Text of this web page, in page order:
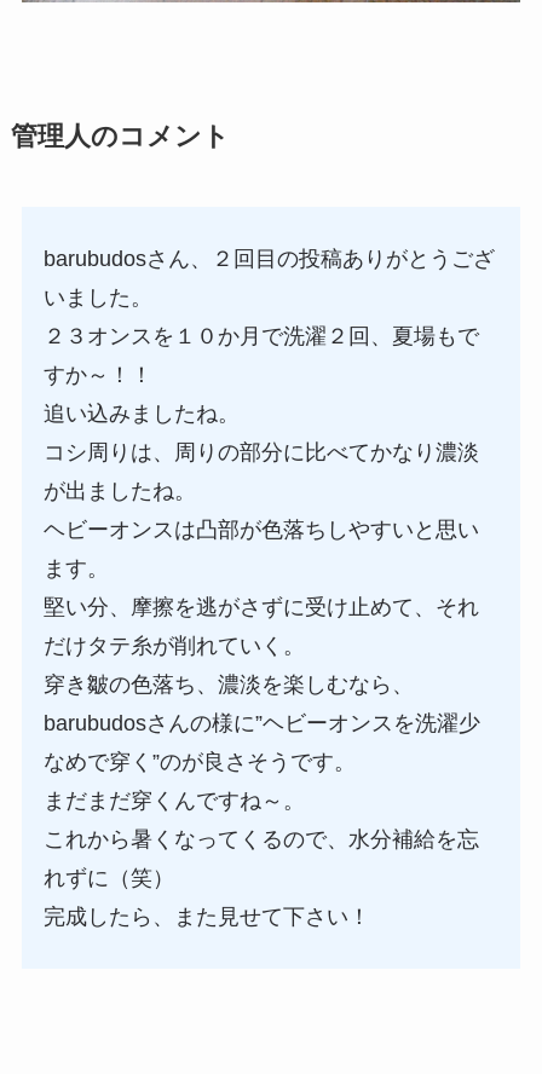
管理人のコメント
barubudosさん、２回目の投稿ありがとうござ
いました。
２３オンスを１０か月で洗濯２回、夏場もで
すか～！！
追い込みましたね。
コシ周りは、周りの部分に比べてかなり濃淡
が出ましたね。
ヘビーオンスは凸部が色落ちしやすいと思い
ます。
堅い分、摩擦を逃がさずに受け止めて、それ
だけタテ糸が削れていく。
穿き皺の色落ち、濃淡を楽しむなら、
barubudosさんの様に”ヘビーオンスを洗濯少
なめで穿く”のが良さそうです。
まだまだ穿くんですね～。
これから暑くなってくるので、水分補給を忘
れずに（笑）
完成したら、また見せて下さい！